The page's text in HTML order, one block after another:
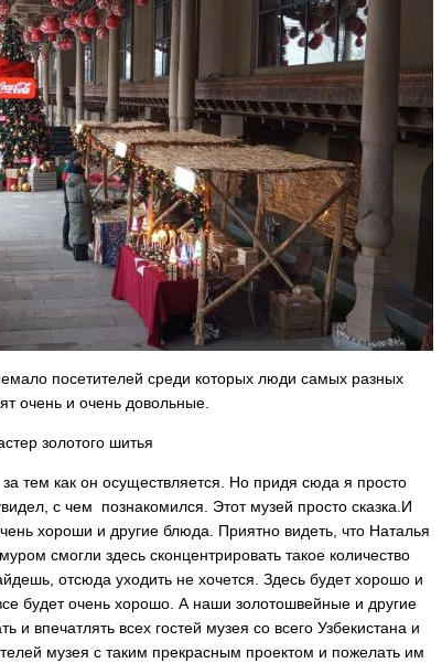
посетителей среди которых люди самых разных
очень и очень довольные.
золотого шитья
тем как он осуществляется. Но придя сюда я просто
с чем познакомился. Этот музей просто сказка.И
хороши и другие блюда. Приятно видеть, что Наталья
смогли здесь сконцентрировать такое количество
отсюда уходить не хочется. Здесь будет хорошо и
будет очень хорошо. А наши золотошвейные и другие
и впечатлять всех гостей музея со всего Узбекистана и
музея с таким прекрасным проектом и пожелать им